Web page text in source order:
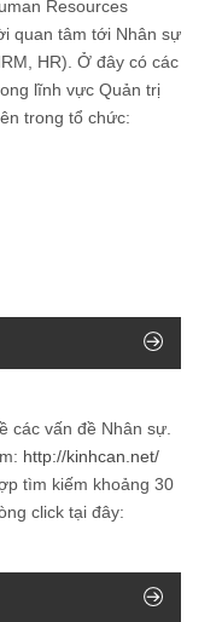
Resources
quan tâm tới Nhân sự
HR). Ở đây có các
lĩnh vực Quản trị
trong tổ chức:
các vấn đề Nhân sự.
http://kinhcan.net/
tìm kiếm khoảng 30
click tại đây: